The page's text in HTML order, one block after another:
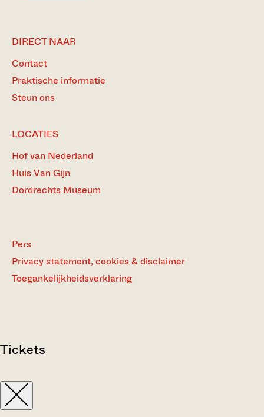
DIRECT NAAR
Contact
Praktische informatie
Steun ons
LOCATIES
Hof van Nederland
Huis Van Gijn
Dordrechts Museum
Pers
Privacy statement, cookies & disclaimer
Toegankelijkheidsverklaring
Tickets